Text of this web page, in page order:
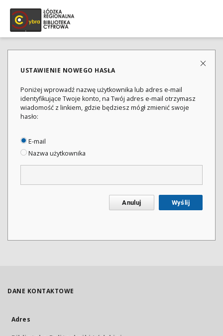
USTAWIENIE NOWEGO HASŁA
Poniżej wprowadź nazwę użytkownika lub adres e-mail
identyfikujące Twoje konto, na Twój adres e-mail otrzymasz
wiadomość z linkiem, gdzie będziesz mógł zmienić swoje
hasło:
E-mail
Nazwa użytkownika
Anuluj Wyślij
DANE KONTAKTOWE
Adres